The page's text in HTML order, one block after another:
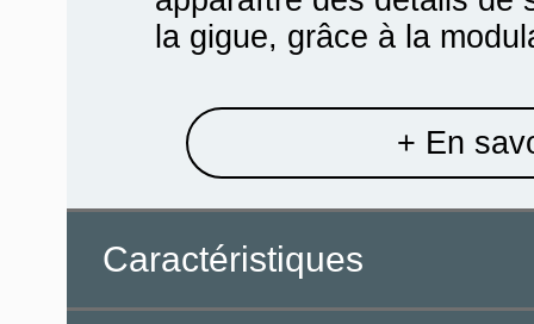
la gigue, grâce à la
+ En
Caractéristiques